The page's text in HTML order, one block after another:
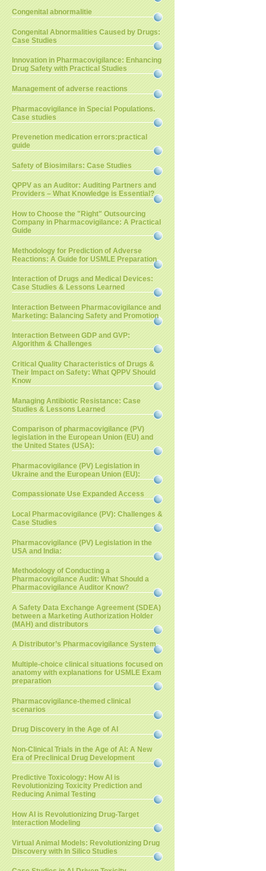
Congenital abnormalitie
Congenital Abnormalities Caused by Drugs:
Case Studies
Innovation in Pharmacovigilance: Enhancing
Drug Safety with Practical Studies
Management of adverse reactions
Pharmacovigilance in Special Populations.
Case studies
Prevenetion medication errors:practical
guide
Safety of Biosimilars: Case Studies
QPPV as an Auditor: Auditing Partners and
Providers – What Knowledge is Essential?
How to Choose the "Right" Outsourcing
Company in Pharmacovigilance: A Practical
Guide
Methodology for Prediction of Adverse
Reactions: A Guide for USMLE Preparation
Interaction of Drugs and Medical Devices:
Case Studies & Lessons Learned
Interaction Between Pharmacovigilance and
Marketing: Balancing Safety and Promotion
Interaction Between GDP and GVP:
Algorithm & Challenges
Critical Quality Characteristics of Drugs &
Their Impact on Safety: What QPPV Should
Know
Managing Antibiotic Resistance: Case
Studies & Lessons Learned
Comparison of pharmacovigilance (PV)
legislation in the European Union (EU) and
the United States (USA):
Pharmacovigilance (PV) Legislation in
Ukraine and the European Union (EU):
Compassionate Use Expanded Access
Local Pharmacovigilance (PV): Challenges &
Case Studies
Pharmacovigilance (PV) Legislation in the
USA and India:
Methodology of Conducting a
Pharmacovigilance Audit: What Should a
Pharmacovigilance Auditor Know?
A Safety Data Exchange Agreement (SDEA)
between a Marketing Authorization Holder
(MAH) and distributors
A Distributor’s Pharmacovigilance System
Multiple-choice clinical situations focused on
anatomy with explanations for USMLE Exam
preparation
Pharmacovigilance-themed clinical
scenarios
Drug Discovery in the Age of AI
Non-Clinical Trials in the Age of AI: A New
Era of Preclinical Drug Development
Predictive Toxicology: How AI is
Revolutionizing Toxicity Prediction and
Reducing Animal Testing
How AI is Revolutionizing Drug-Target
Interaction Modeling
Virtual Animal Models: Revolutionizing Drug
Discovery with In Silico Studies